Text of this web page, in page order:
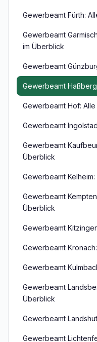
Gewerbeamt Fürth:
Gewerbeamt
im Überblick
Gewerbeamt
Gewerbeamt
Gewerbeamt Hof:
Gewerbeamt
Gewerbeamt
Überblick
Gewerbeamt
Gewerbeamt
Überblick
Gewerbeamt
Gewerbeamt
Gewerbeamt
Gewerbeamt
Überblick
Gewerbeamt
Gewerbeamt